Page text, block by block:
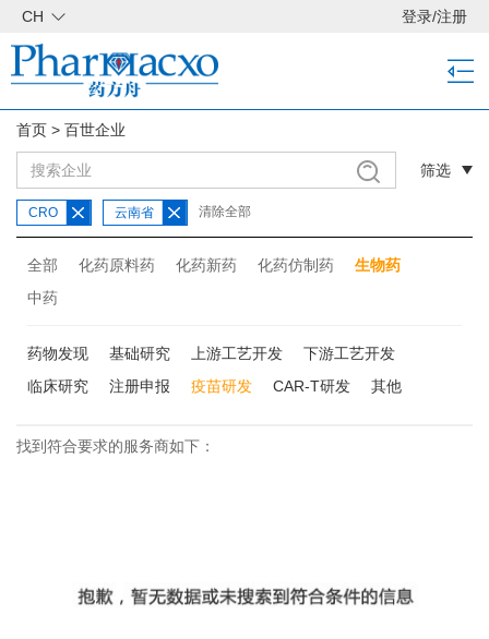
CH 登录/注册
首页 > 百世企业
筛选
CRO 云南省 清除全部
全部 化药原料药 化药新药 化药仿制药
生物药
中药
药物发现 基础研究 上游工艺开发
下游工艺开发
临床研究
注册申报 疫苗研发 CAR-T研发 其他
找到符合要求的服务商如下：